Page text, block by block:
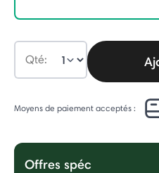
selected
Qté:
Moyens de paiement acceptés :
Offres spéc